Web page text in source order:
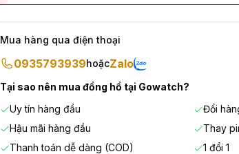
Mua hàng qua điện thoại
0935793939hoặcZalo
Tại sao nên mua đồng hồ tại Gowatch?
Uy tín hàng đầu
Đổi
Hậu mãi hàng đầu
Thay
Thanh toán dễ dàng (COD)
1 đổi 1